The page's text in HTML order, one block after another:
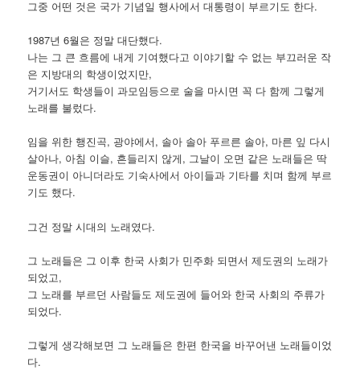
그중 어떤 것은 국가 기념일 행사에서 대통령이 부르기도 한다.
1987년 6월은 정말 대단했다.
나는 그 큰 흐름에 내게 기여했다고 이야기할 수 없는 부끄러운 작
은 지방대의 학생이었지만,
거기서도 학생들이 과모임등으로 술을 마시면 꼭 다 함께 그렇게
노래를 불렀다.
임을 위한 행진곡, 광야에서, 솔아 솔아 푸르른 솔아, 마른 잎 다시
살아나, 아침 이슬, 흔들리지 않게, 그날이 오면 같은 노래들은 딱
운동권이 아니더라도 기숙사에서 아이들과 기타를 치며 함께 부르
기도 했다.
그건 정말 시대의 노래였다.
그 노래들은 그 이후 한국 사회가 민주화 되면서 제도권의 노래가
되었고,
그 노래를 부르던 사람들도 제도권에 들어와 한국 사회의 주류가
되었다.
그렇게 생각해보면 그 노래들은 한편 한국을 바꾸어낸 노래들이었
다.